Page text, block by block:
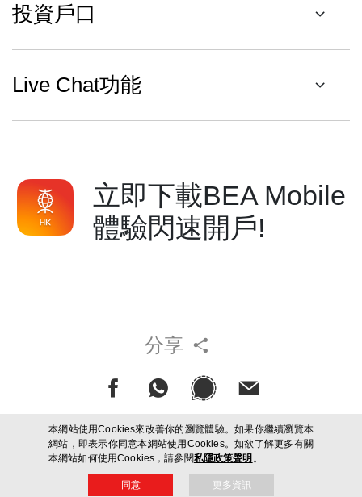
投資戶口
Live Chat功能
立即下載BEA Mobile
體驗閃速開戶!
分享
無障礙聲明
本網站使用Cookies來改善你的瀏覽體驗。如果你繼續瀏覽本
網站，即表示你同意本網站使用Cookies。如欲了解更多有關
本網站如何使用Cookies，請參閱私隱政策聲明 。
同意 更多資訊